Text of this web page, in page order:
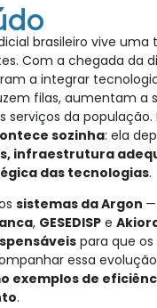
brasileiro vive
Com a chegada da
a integrar
filas, aumentam a
serviços da população.
sozinha: ela
infraestrutura
das tecnologias.
sistemas da Argon
, GESEDISP e
para que
essa
exemplos de
.